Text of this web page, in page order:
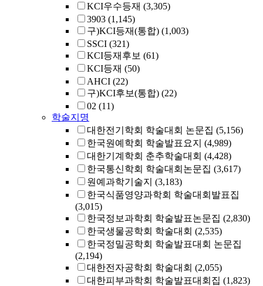
KCI우수등재 (3,305)
3903 (1,145)
구)KCI등재(통합) (1,003)
SSCI (321)
KCI등재후보 (61)
KCI등재 (50)
AHCI (22)
구)KCI후보(통합) (22)
02 (11)
학술지명
대한전기학회 학술대회 논문집 (5,156)
한국원예학회 학술발표요지 (4,989)
대한기계학회 춘추학술대회 (4,428)
한국통신학회 학술대회논문집 (3,617)
원예과학기술지 (3,183)
한국식품영양과학회 학술대회발표집
(3,015)
한국정보과학회 학술발표논문집 (2,830)
한국생물공학회 학술대회 (2,535)
한국정밀공학회 학술발표대회 논문집
(2,194)
대한전자공학회 학술대회 (2,055)
대한피부과학회 학술발표대회집 (1,823)